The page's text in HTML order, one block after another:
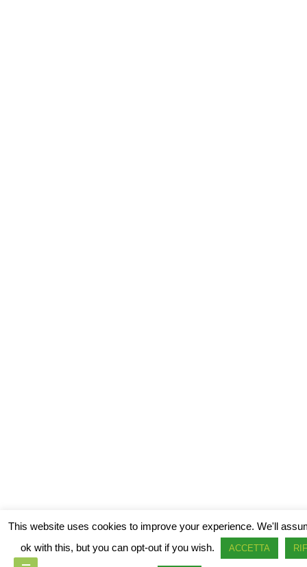
This website uses cookies to improve your experience. We'll
ok with this, but you can opt-out if you wish.
ACCETTA